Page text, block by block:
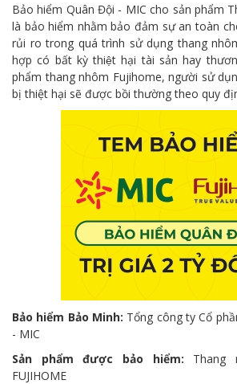
Bảo hiểm Quân Đội - MIC cho sản phẩm
là bảo hiểm nhằm bảo đảm sự an toàn
rủi ro trong quá trình sử dụng thang
hợp có bất kỳ thiệt hại tài sản hay
phẩm thang nhôm Fujihome, người sử
bị thiệt hại sẽ được bồi thường theo quy
Bảo hiểm Bảo Minh: Tổng công ty Cổ
- MIC
Sản phẩm được bảo hiểm: Thang
FUJIHOME